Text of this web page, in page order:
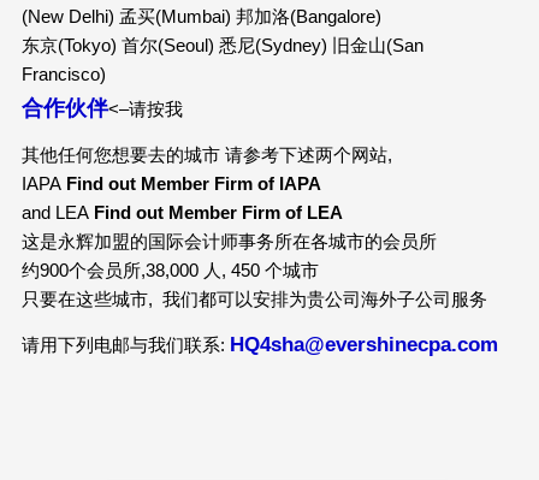
(New Delhi) 孟买(Mumbai) 邦加洛(Bangalore)
东京(Tokyo) 首尔(Seoul) 悉尼(Sydney) 旧金山(San
Francisco)
合作伙伴<–请按我
其他任何您想要去的城市 请参考下述两个网站,
IAPA Find out Member Firm of IAPA
and LEA Find out Member Firm of LEA
这是永辉加盟的国际会计师事务所在各城市的会员所
约900个会员所,38,000 人, 450 个城市
只要在这些城市, 我们都可以安排为贵公司海外子公司服务
请用下列电邮与我们联系: HQ4sha@evershinecpa.com